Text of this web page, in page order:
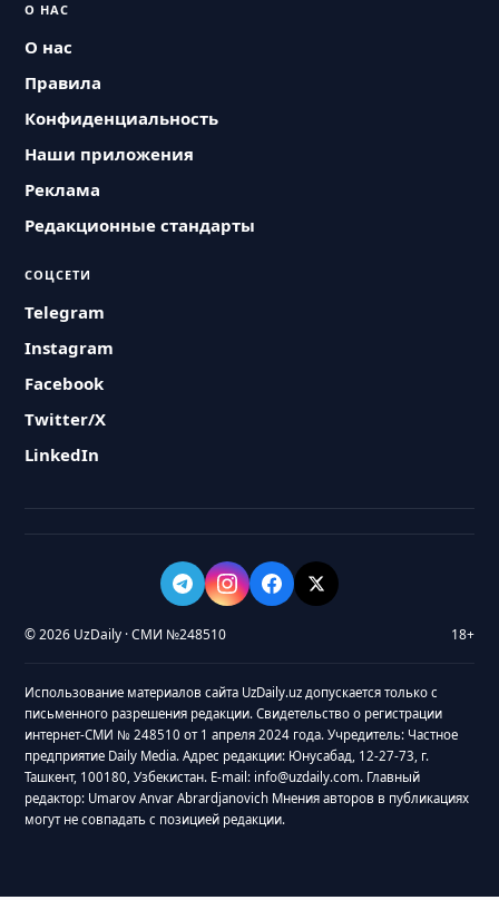
О НАС
О нас
Правила
Конфиденциальность
Наши приложения
Реклама
Редакционные стандарты
СОЦСЕТИ
Telegram
Instagram
Facebook
Twitter/X
LinkedIn
© 2026 UzDaily · СМИ №248510 18+
Использование материалов сайта UzDaily.uz допускается только с
письменного разрешения редакции. Свидетельство о регистрации
интернет-СМИ № 248510 от 1 апреля 2024 года. Учредитель: Частное
предприятие Daily Media. Адрес редакции: Юнусабад, 12-27-73, г.
Ташкент, 100180, Узбекистан. E-mail: info@uzdaily.com. Главный
редактор: Umarov Anvar Abrardjanovich Мнения авторов в публикациях
могут не совпадать с позицией редакции.